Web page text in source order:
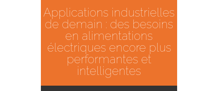
Applications industrielles
de demain : des besoins
en alimentations
électriques encore plus
performantes et
intelligentes